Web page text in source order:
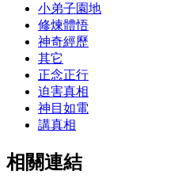
小弟子園地
修煉體悟
神奇經歷
其它
正念正行
迫害真相
神目如電
講真相
相關連結